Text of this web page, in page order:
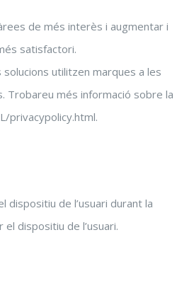
de més interès i augmentar i
satisfactori.
utilitzen marques a les
Trobareu més informació sobre la
privacypolicy.html.
de l’usuari durant la
dispositiu de l’usuari.